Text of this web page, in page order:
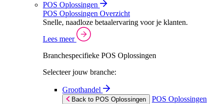
POS Oplossingen
POS Oplossingen Overzicht
Snelle, naadloze betaalervaring voor je klanten.
Lees meer
Branchespecifieke POS Oplossingen
Selecteer jouw branche:
Groothandel
Back to POS Oplossingen
POS Oplossingen